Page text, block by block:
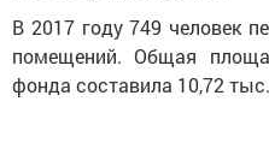
В 2017 году 749 человек
помещений. Общая
фонда составила 10,72